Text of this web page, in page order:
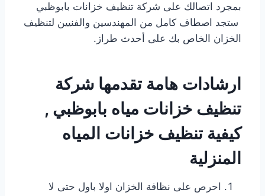
بمجرد اتصالك على شركة تنظيف خزانات بابوظبي
ستجد اصطاف كامل من المهندسين والفنيين لتنظيف
الخزان الخاص بك على أحدث طراز.
ارشادات هامة تقدمها شركة
تنظيف خزانات مياه بابوظبي ,
كيفية تنظيف خزانات المياه
المنزلية
احرص على نظافة الخزان اولا باول حتى لا